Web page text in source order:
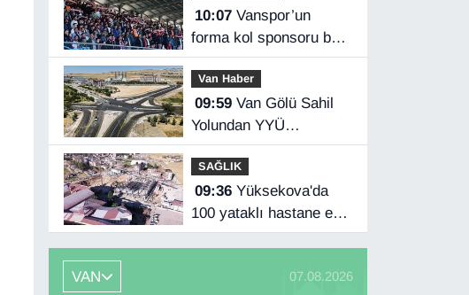
10:07Vanspor’un
forma kol sponsoru belli
oldu
Van Haber
09:59Van Gölü Sahil
Yolundan YYÜ
kampüsüne ulaşım
sağlandı
SAĞLIK
09:36Yüksekova'da
100 yataklı hastane ek
binası yükseliyor
VAN 07.08.2026